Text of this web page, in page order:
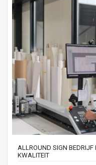
ALLROUND SIGN BEDRIJF
KWALITEIT